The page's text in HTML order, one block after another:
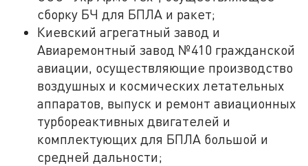
сборку БЧ для БПЛА и ракет;
Киевский агрегатный завод и
Авиаремонтный завод №410 гражданской
авиации, осуществляющие производство
воздушных и космических летательных
аппаратов, выпуск и ремонт авиационных
турбореактивных двигателей и
комплектующих для БПЛА большой и
средней дальности;